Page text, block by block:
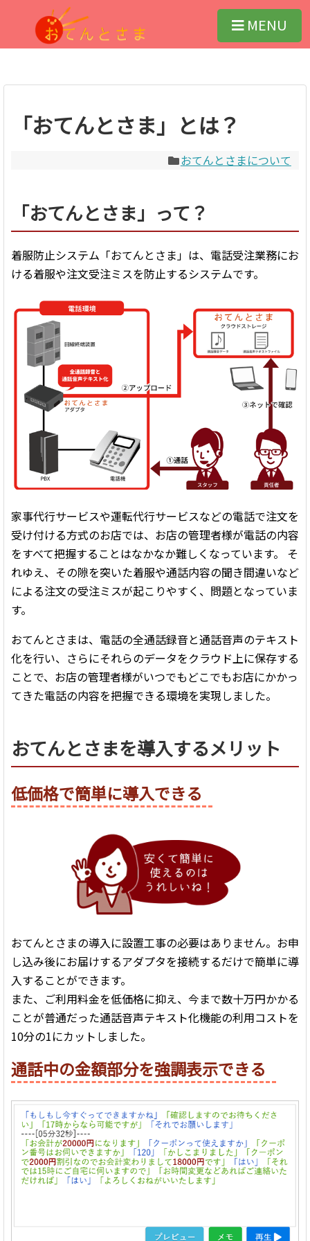
おてんとさま
会社概要
機能
特定商取引法に基づく表示
着服防止システム おてんとさま
MENU
「おてんとさま」とは？
おてんとさまについて
「おてんとさま」って？
着服防止システム「おてんとさま」は、電話受注業務にお
ける着服や注文受注ミスを防止するシステムです。
家事代行サービスや運転代行サービスなどの電話で注文を
受け付ける方式のお店では、お店の管理者様が電話の内容
をすべて把握することはなかなか難しくなっています。 そ
れゆえ、その隙を突いた着服や通話内容の聞き間違いなど
による注文の受注ミスが起こりやすく、問題となっていま
す。
おてんとさまは、電話の全通話録音と通話音声のテキスト
化を行い、さらにそれらのデータをクラウド上に保存する
ことで、お店の管理者様がいつでもどこでもお店にかかっ
てきた電話の内容を把握できる環境を実現しました。
おてんとさまを導入するメリット
低価格で簡単に導入できる
おてんとさまの導入に設置工事の必要はありません。お申
し込み後にお届けするアダプタを接続するだけで簡単に導
入することができます。
また、ご利用料金を低価格に抑え、今まで数十万円かかる
ことが普通だった通話音声テキスト化機能の利用コストを
10分の1にカットしました。
通話中の金額部分を強調表示できる